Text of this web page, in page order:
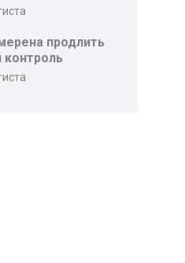
продлить
контроль